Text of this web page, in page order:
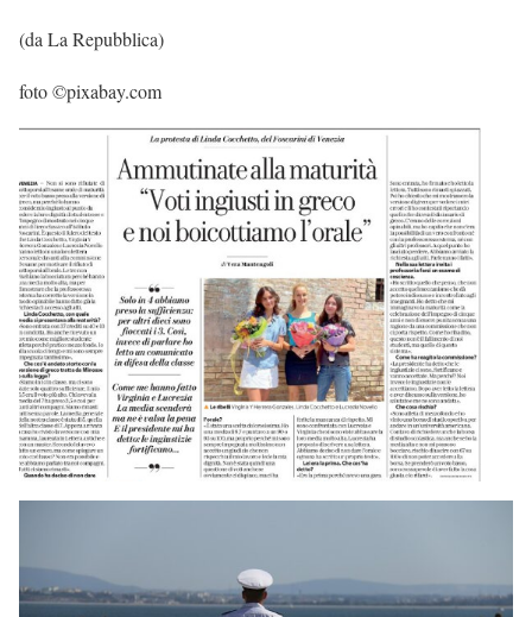
(da La Repubblica)
foto ©pixabay.com